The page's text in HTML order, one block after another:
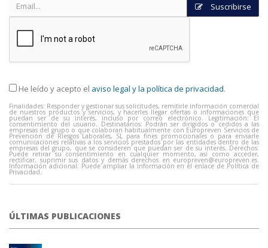
Suscribirse
He leído y acepto el aviso legal y la política de privacidad.
Finalidades: Responder y gestionar sus solicitudes, remitirle información comercial
de nuestros productos y servicios, y hacerles llegar ofertas o informaciones que
puedan ser de su interés, incluso por correo electrónico. Legitimación: El
consentimiento del usuario. Destinatarios: Podrán ser dirigidos o cedidos a las
empresas del grupo o que colaboran habitualmente con Europreven Servicios de
Prevención de Riesgos Laborales, SL para fines promocionales o para enviarle
comunicaciones relativas a los servicios prestados por las entidades dentro de las
empresas del grupo, que se consideren que puedan ser de su interés. Derechos:
Puede retirar su consentimiento en cualquier momento, así como acceder,
rectificar, suprimir sus datos y demás derechos en europreven@europreven.es.
Información adicional: Puede ampliar la información en el enlace de Política de
Privacidad.
ÚLTIMAS PUBLICACIONES